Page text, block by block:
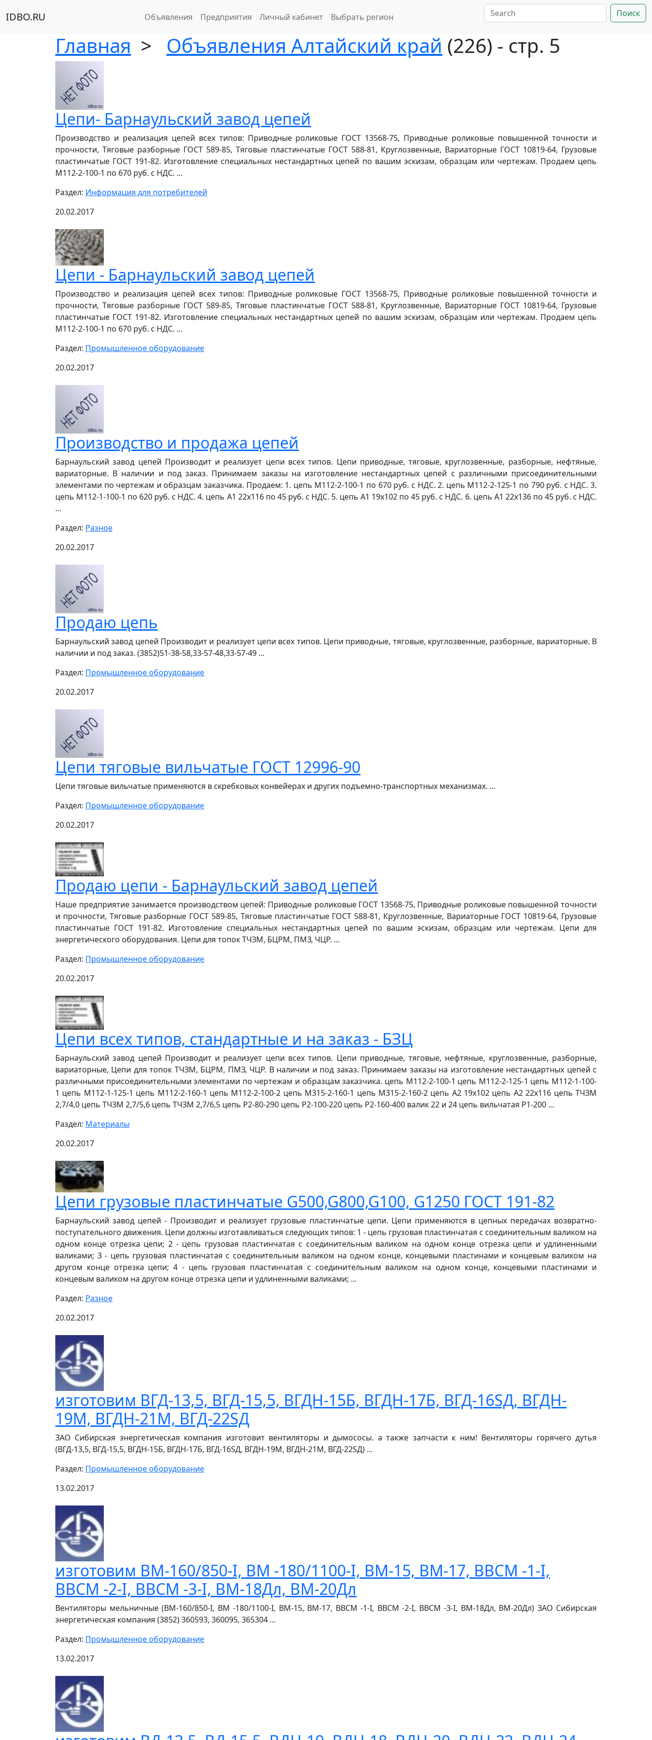
IDBO.RU Объявления Предприятия Личный кабинет Выбрать регион Поиск
Главная > Объявления Алтайский край (226) - стр. 5
Цепи- Барнаульский завод цепей
Производство и реализация цепей всех типов: Приводные роликовые ГОСТ 13568-75, Приводные роликовые повышенной точности и
прочности, Тяговые разборные ГОСТ 589-85, Тяговые пластинчатые ГОСТ 588-81, Круглозвенные, Вариаторные ГОСТ 10819-64, Грузовые
пластинчатые ГОСТ 191-82. Изготовление специальных нестандартных цепей по вашим эскизам, образцам или чертежам. Продаем цепь
М112-2-100-1 по 670 руб. с НДС. ...
Раздел: Информация для потребителей
20.02.2017
Цепи - Барнаульский завод цепей
Производство и реализация цепей всех типов: Приводные роликовые ГОСТ 13568-75, Приводные роликовые повышенной точности и
прочности, Тяговые разборные ГОСТ 589-85, Тяговые пластинчатые ГОСТ 588-81, Круглозвенные, Вариаторные ГОСТ 10819-64, Грузовые
пластинчатые ГОСТ 191-82. Изготовление специальных нестандартных цепей по вашим эскизам, образцам или чертежам. Продаем цепь
М112-2-100-1 по 670 руб. с НДС. ...
Раздел: Промышленное оборудование
20.02.2017
Производство и продажа цепей
Барнаульский завод цепей Производит и реализует цепи всех типов. Цепи приводные, тяговые, круглозвенные, разборные, нефтяные,
вариаторные. В наличии и под заказ. Принимаем заказы на изготовление нестандартных цепей с различными присоединительными
элементами по чертежам и образцам заказчика. Продаем: 1. цепь М112-2-100-1 по 670 руб. с НДС. 2. цепь М112-2-125-1 по 790 руб. с НДС. 3.
цепь М112-1-100-1 по 620 руб. с НДС. 4. цепь А1 22х116 по 45 руб. с НДС. 5. цепь А1 19х102 по 45 руб. с НДС. 6. цепь А1 22х136 по 45 руб. с НДС.
...
Раздел: Разное
20.02.2017
Продаю цепь
Барнаульский завод цепей Производит и реализует цепи всех типов. Цепи приводные, тяговые, круглозвенные, разборные, вариаторные. В
наличии и под заказ. (3852)51-38-58,33-57-48,33-57-49 ...
Раздел: Промышленное оборудование
20.02.2017
Цепи тяговые вильчатые ГОСТ 12996-90
Цепи тяговые вильчатые применяются в скребковых конвейерах и других подъемно-транспортных механизмах. ...
Раздел: Промышленное оборудование
20.02.2017
Продаю цепи - Барнаульский завод цепей
Наше предприятие занимается производством цепей: Приводные роликовые ГОСТ 13568-75, Приводные роликовые повышенной точности
и прочности, Тяговые разборные ГОСТ 589-85, Тяговые пластинчатые ГОСТ 588-81, Круглозвенные, Вариаторные ГОСТ 10819-64, Грузовые
пластинчатые ГОСТ 191-82. Изготовление специальных нестандартных цепей по вашим эскизам, образцам или чертежам. Цепи для
энергетического оборудования. Цепи для топок ТЧЗМ, БЦРМ, ПМЗ, ЧЦР. ...
Раздел: Промышленное оборудование
20.02.2017
Цепи всех типов, стандартные и на заказ - БЗЦ
Барнаульский завод цепей Производит и реализует цепи всех типов. Цепи приводные, тяговые, нефтяные, круглозвенные, разборные,
вариаторные, Цепи для топок ТЧЗМ, БЦРМ, ПМЗ, ЧЦР. В наличии и под заказ. Принимаем заказы на изготовление нестандартных цепей с
различными присоединительными элементами по чертежам и образцам заказчика. цепь М112-2-100-1 цепь М112-2-125-1 цепь М112-1-100-
1 цепь М112-1-125-1 цепь М112-2-160-1 цепь М112-2-100-2 цепь М315-2-160-1 цепь М315-2-160-2 цепь А2 19х102 цепь А2 22х116 цепь ТЧЗМ
2,7/4,0 цепь ТЧЗМ 2,7/5,6 цепь ТЧЗМ 2,7/6,5 цепь Р2-80-290 цепь Р2-100-220 цепь Р2-160-400 валик 22 и 24 цепь вильчатая Р1-200 ...
Раздел: Материалы
20.02.2017
Цепи грузовые пластинчатые G500,G800,G100, G1250 ГОСТ 191-82
Барнаульский завод цепей - Производит и реализует грузовые пластинчатые цепи. Цепи применяются в цепных передачах возвратно-
поступательного движения. Цепи должны изготавливаться следующих типов: 1 - цепь грузовая пластинчатая с соединительным валиком на
одном конце отрезка цепи; 2 - цепь грузовая пластинчатая с соединительным валиком на одном конце отрезка цепи и удлиненными
валиками; 3 - цепь грузовая пластинчатая с соединительным валиком на одном конце, концевыми пластинами и концевым валиком на
другом конце отрезка цепи; 4 - цепь грузовая пластинчатая с соединительным валиком на одном конце, концевыми пластинами и
концевым валиком на другом конце отрезка цепи и удлиненными валиками; ...
Раздел: Разное
20.02.2017
изготовим ВГД-13,5, ВГД-15,5, ВГДH-15Б, ВГДH-17Б, ВГД-16SД, ВГДH-
19М, ВГДH-21М, ВГД-22SД
ЗАО Сибирская энергетическая компания изготовит вентиляторы и дымососы. а также запчасти к ним! Вентиляторы горячего дутья
(ВГД-13,5, ВГД-15,5, ВГДH-15Б, ВГДH-17Б, ВГД-16SД, ВГДH-19М, ВГДH-21М, ВГД-22SД) ...
Раздел: Промышленное оборудование
13.02.2017
изготовим ВМ-160/850-I, ВМ -180/1100-I, ВМ-15, ВМ-17, ВВСМ -1-I,
ВВСМ -2-I, ВВСМ -3-I, ВМ-18Дл, ВМ-20Дл
Вентиляторы мельничные (ВМ-160/850-I, ВМ -180/1100-I, ВМ-15, ВМ-17, ВВСМ -1-I, ВВСМ -2-I, ВВСМ -3-I, ВМ-18Дл, ВМ-20Дл) ЗАО Сибирская
энергетическая компания (3852) 360593, 360095, 365304 ...
Раздел: Промышленное оборудование
13.02.2017